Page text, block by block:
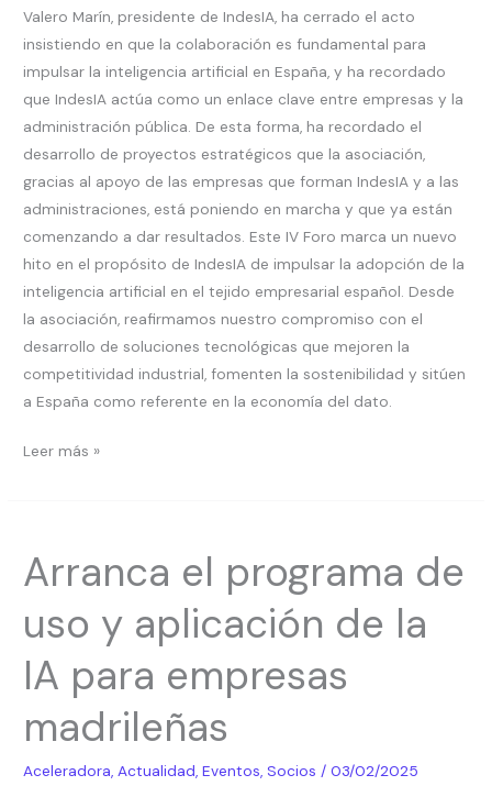
Valero Marín, presidente de IndesIA, ha cerrado el acto
insistiendo en que la colaboración es fundamental para
impulsar la inteligencia artificial en España, y ha recordado
que IndesIA actúa como un enlace clave entre empresas y la
administración pública. De esta forma, ha recordado el
desarrollo de proyectos estratégicos que la asociación,
gracias al apoyo de las empresas que forman IndesIA y a las
administraciones, está poniendo en marcha y que ya están
comenzando a dar resultados. Este IV Foro marca un nuevo
hito en el propósito de IndesIA de impulsar la adopción de la
inteligencia artificial en el tejido empresarial español. Desde
la asociación, reafirmamos nuestro compromiso con el
desarrollo de soluciones tecnológicas que mejoren la
competitividad industrial, fomenten la sostenibilidad y sitúen
a España como referente en la economía del dato.
Leer más »
Arranca el programa de
uso y aplicación de la
IA para empresas
madrileñas
Aceleradora,Actualidad,Eventos, Socios /03/02/2025
el
programa
de
aplicación
de
IA